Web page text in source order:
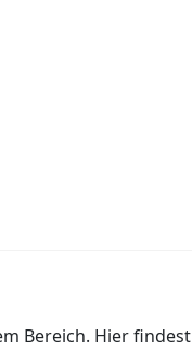
Bereich. Hier findest